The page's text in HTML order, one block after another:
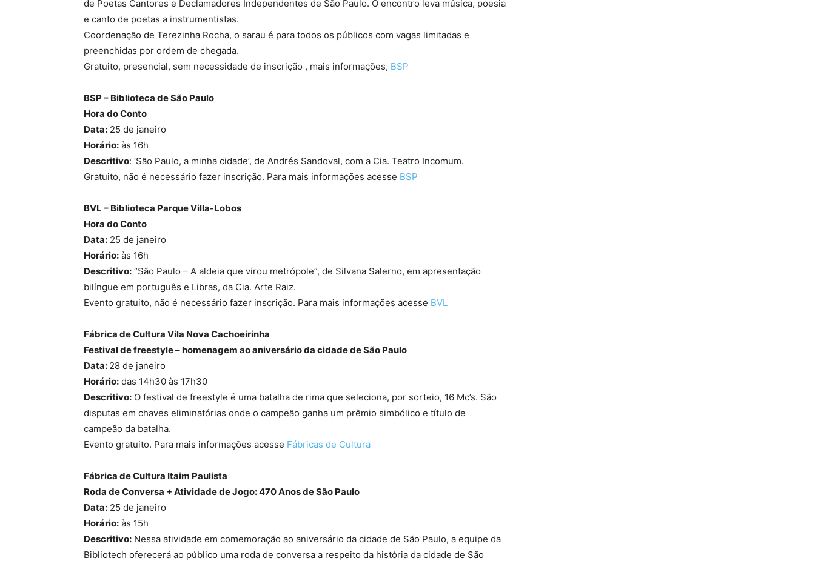
de Poetas Cantores e Declamadores Independentes de São Paulo. O encontro leva música, poesia
e canto de poetas a instrumentistas.
Coordenação de Terezinha Rocha, o sarau é para todos os públicos com vagas limitadas e
preenchidas por ordem de chegada.
Gratuito, presencial, sem necessidade de inscrição , mais informações, BSP
BSP – Biblioteca de São Paulo
Hora do Conto
Data: 25 de janeiro
Horário: às 16h
Descritivo: ‘São Paulo, a minha cidade’, de Andrés Sandoval, com a Cia. Teatro Incomum.
Gratuito, não é necessário fazer inscrição. Para mais informações acesse BSP
BVL – Biblioteca Parque Villa-Lobos
Hora do Conto
Data: 25 de janeiro
Horário: às 16h
Descritivo: “São Paulo – A aldeia que virou metrópole”, de Silvana Salerno, em apresentação
bilíngue em português e Libras, da Cia. Arte Raiz.
Evento gratuito, não é necessário fazer inscrição. Para mais informações acesse BVL
Fábrica de Cultura Vila Nova Cachoeirinha
Festival de freestyle – homenagem ao aniversário da cidade de São Paulo
Data: 28 de janeiro
Horário: das 14h30 às 17h30
Descritivo: O festival de freestyle é uma batalha de rima que seleciona, por sorteio, 16 Mc’s. São
disputas em chaves eliminatórias onde o campeão ganha um prêmio simbólico e título de
campeão da batalha.
Evento gratuito. Para mais informações acesse Fábricas de Cultura
Fábrica de Cultura Itaim Paulista
Roda de Conversa + Atividade de Jogo: 470 Anos de São Paulo
Data: 25 de janeiro
Horário: às 15h
Descritivo: Nessa atividade em comemoração ao aniversário da cidade de São Paulo, a equipe da
Bibliotech oferecerá ao público uma roda de conversa a respeito da história da cidade de São